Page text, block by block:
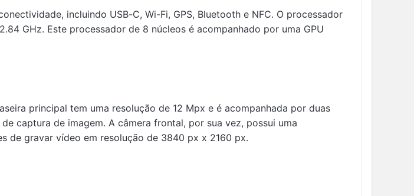
incluindo USB-C, Wi-Fi, GPS, Bluetooth e NFC. O processador
GHz. Este processador de 8 núcleos é acompanhado por uma GPU
principal tem uma resolução de 12 Mpx e é acompanhada por duas
captura de imagem. A câmera frontal, por sua vez, possui uma
de gravar vídeo em resolução de 3840 px x 2160 px.